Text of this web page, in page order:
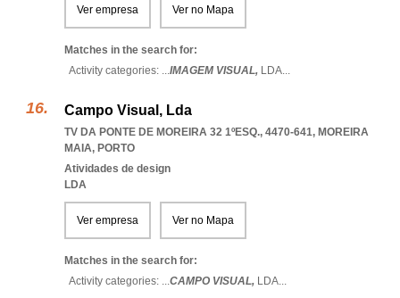
Ver empresa Ver no Mapa
Matches in the search for:
Activity categories: ...IMAGEM VISUAL, LDA...
Campo Visual, Lda
TV DA PONTE DE MOREIRA 32 1ºESQ., 4470-641, MOREIRA
MAIA, PORTO
Atividades de design
LDA
Ver empresa Ver no Mapa
Matches in the search for:
Activity categories: ...CAMPO VISUAL, LDA...